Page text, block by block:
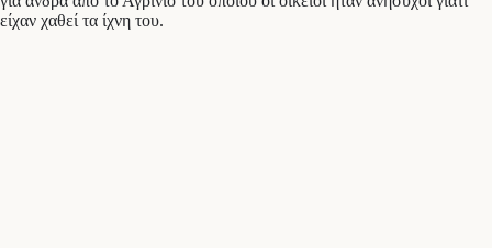
είχαν χαθεί τα ίχνη του.